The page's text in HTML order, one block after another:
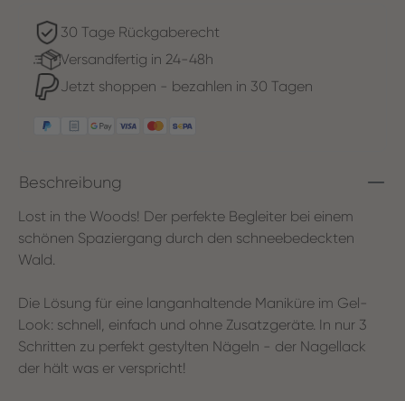
30 Tage Rückgaberecht
Versandfertig in 24-48h
Jetzt shoppen - bezahlen in 30 Tagen
Beschreibung
Lost in the Woods! Der perfekte Begleiter bei einem
schönen Spaziergang durch den schneebedeckten
Wald.
Die Lösung für eine langanhaltende Maniküre im Gel-
Look: schnell, einfach und ohne Zusatzgeräte. In nur 3
Schritten zu perfekt gestylten Nägeln - der Nagellack
der hält was er verspricht!